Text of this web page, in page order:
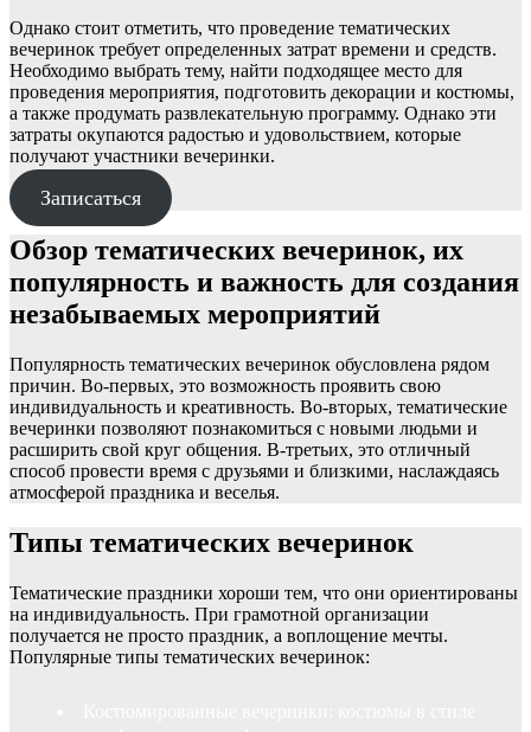
Однако стоит отметить, что проведение тематических
вечеринок требует определенных затрат времени и средств.
Необходимо выбрать тему, найти подходящее место для
проведения мероприятия, подготовить декорации и костюмы,
а также продумать развлекательную программу. Однако эти
затраты окупаются радостью и удовольствием, которые
получают участники вечеринки.
Записаться
Обзор тематических вечеринок, их
популярность и важность для создания
незабываемых мероприятий
Популярность тематических вечеринок обусловлена рядом
причин. Во-первых, это возможность проявить свою
индивидуальность и креативность. Во-вторых, тематические
вечеринки позволяют познакомиться с новыми людьми и
расширить свой круг общения. В-третьих, это отличный
способ провести время с друзьями и близкими, наслаждаясь
атмосферой праздника и веселья.
Типы тематических вечеринок
Тематические праздники хороши тем, что они ориентированы
на индивидуальность. При грамотной организации
получается не просто праздник, а воплощение мечты.
Популярные типы тематических вечеринок: